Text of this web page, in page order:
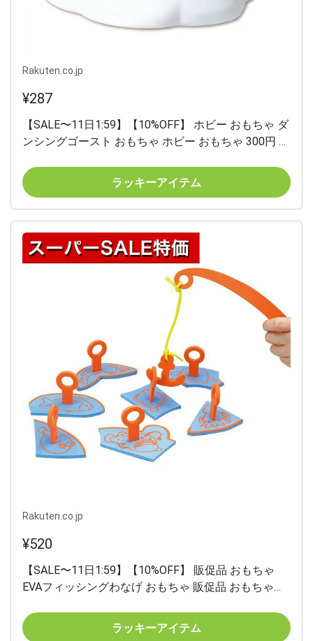
Rakuten.co.jp
¥287
【SALE〜11日1:59】【10%OFF】 ホビー おもちゃ ダ
ンシングゴースト おもちゃ ホビー おもちゃ 300円 人
ラッキーアイテム
Rakuten.co.jp
¥520
【SALE〜11日1:59】【10%OFF】 販促品 おもちゃ
EVAフィッシングわなげ おもちゃ 販促品 おもちゃ
ル sale
ラッキーアイテム